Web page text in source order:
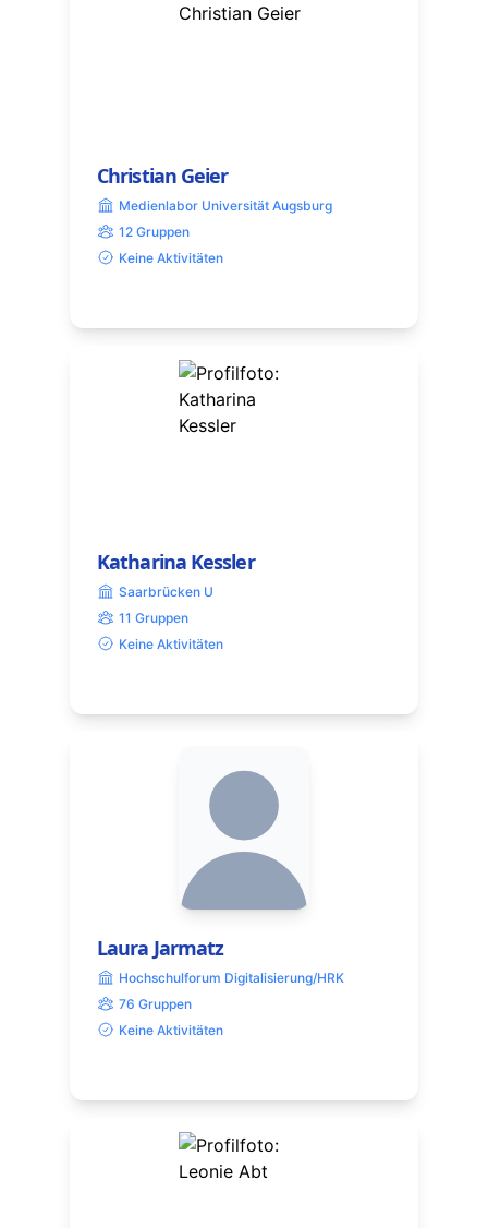
Christian Geier
Medienlabor Universität Augsburg
12 Gruppen
Keine Aktivitäten
Katharina Kessler
Saarbrücken U
11 Gruppen
Keine Aktivitäten
Laura Jarmatz
Hochschulforum Digitalisierung/HRK
76 Gruppen
Keine Aktivitäten